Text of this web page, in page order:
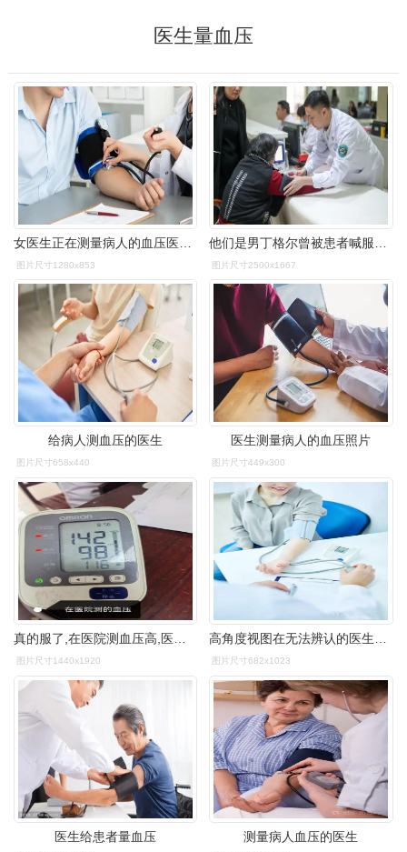
医生量血压
图片尺寸1280x853 图片尺寸2500x1667
给病人测血压的医生
图片尺寸658x440
医生测量病人的血压照片
图片尺寸449x300
图片尺寸1440x1920 图片尺寸682x1023
医生给患者量血压 测量病人血压的医生